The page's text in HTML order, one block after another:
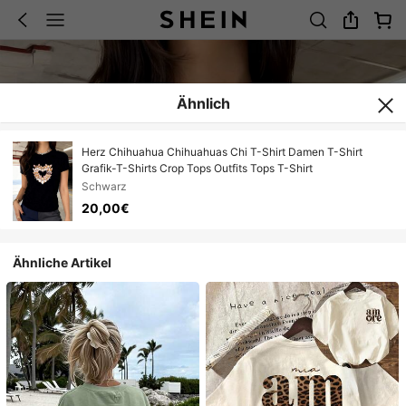
Ähnlich
Herz Chihuahua Chihuahuas Chi T-Shirt Damen T-Shirt
Grafik-T-Shirts Crop Tops Outfits Tops T-Shirt
Schwarz
20,00€
Ähnliche Artikel